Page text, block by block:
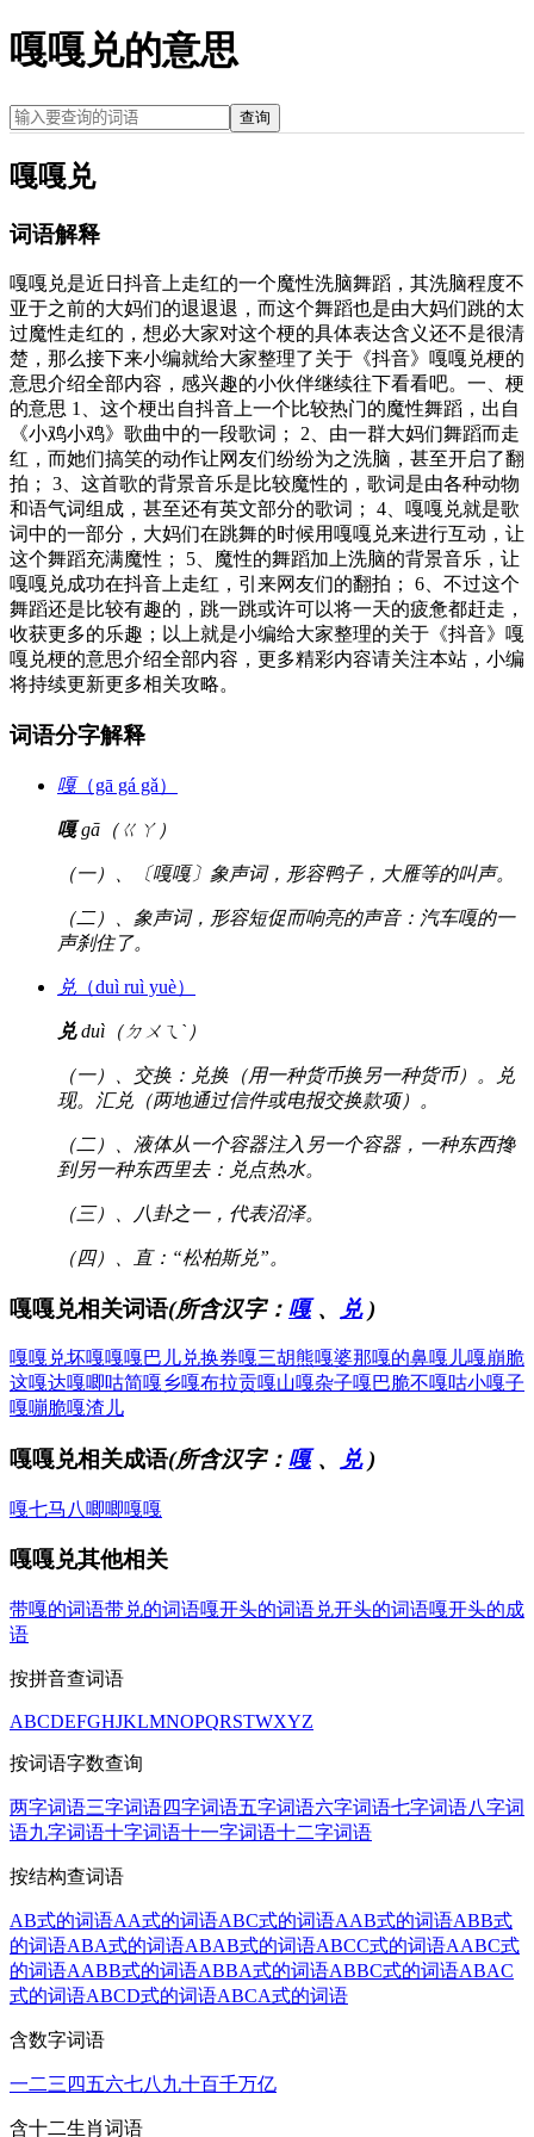
嘎嘎兑的意思
查询
嘎嘎兑
词语解释
嘎嘎兑是近日抖音上走红的一个魔性洗脑舞蹈，其洗脑程度不
亚于之前的大妈们的退退退，而这个舞蹈也是由大妈们跳的太
过魔性走红的，想必大家对这个梗的具体表达含义还不是很清
楚，那么接下来小编就给大家整理了关于《抖音》嘎嘎兑梗的
意思介绍全部内容，感兴趣的小伙伴继续往下看看吧。一、梗
的意思 1、这个梗出自抖音上一个比较热门的魔性舞蹈，出自
《小鸡小鸡》歌曲中的一段歌词； 2、由一群大妈们舞蹈而走
红，而她们搞笑的动作让网友们纷纷为之洗脑，甚至开启了翻
拍； 3、这首歌的背景音乐是比较魔性的，歌词是由各种动物
和语气词组成，甚至还有英文部分的歌词； 4、嘎嘎兑就是歌
词中的一部分，大妈们在跳舞的时候用嘎嘎兑来进行互动，让
这个舞蹈充满魔性； 5、魔性的舞蹈加上洗脑的背景音乐，让
嘎嘎兑成功在抖音上走红，引来网友们的翻拍； 6、不过这个
舞蹈还是比较有趣的，跳一跳或许可以将一天的疲惫都赶走，
收获更多的乐趣；以上就是小编给大家整理的关于《抖音》嘎
嘎兑梗的意思介绍全部内容，更多精彩内容请关注本站，小编
将持续更新更多相关攻略。
词语分字解释
嘎 （gā gá gǎ）
嘎gā（ㄍㄚ）
（一）、〔嘎嘎〕象声词，形容鸭子，大雁等的叫声。
（二）、象声词，形容短促而响亮的声音：汽车嘎的一
声刹住了。
兑 （duì ruì yuè）
兑duì（ㄉㄨㄟˋ）
（一）、交换：兑换（用一种货币换另一种货币）。兑
现。汇兑（两地通过信件或电报交换款项）。
（二）、液体从一个容器注入另一个容器，一种东西搀
到另一种东西里去：兑点热水。
（三）、八卦之一，代表沼泽。
（四）、直：“松柏斯兑”。
嘎嘎兑相关词语(所含汉字： 嘎、 兑)
嘎嘎兑坏嘎嘎嘎巴儿兑换券嘎三胡熊嘎婆那嘎的鼻嘎儿嘎崩脆
这嘎达嘎唧咕简嘎乡嘎布拉贡嘎山嘎杂子嘎巴脆不嘎咕小嘎子
嘎嘣脆嘎渣儿
嘎嘎兑相关成语(所含汉字： 嘎、 兑)
嘎七马八 唧唧嘎嘎
嘎嘎兑其他相关
带嘎的词语带兑的词语嘎开头的词语兑开头的词语嘎开头的成
语
按拼音查词语
ABCDEFGHJKLMNOPQRSTWXYZ
按词语字数查询
两字词语三字词语四字词语五字词语六字词语七字词语八字词
语九字词语十字词语十一字词语十二字词语
按结构查词语
AB式的词语AA式的词语ABC式的词语AAB式的词语ABB式
的词语ABA式的词语ABAB式的词语ABCC式的词语AABC式
的词语AABB式的词语ABBA式的词语ABBC式的词语ABAC
式的词语ABCD式的词语ABCA式的词语
含数字词语
一二三 四五六七八 九十百千万亿
含十二生肖词语